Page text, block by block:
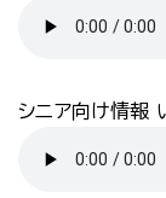
シニア向け情報